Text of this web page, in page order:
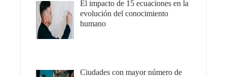
El impacto de 15 ecuaciones en la
evolución del conocimiento
humano
Ciudades con mayor número de